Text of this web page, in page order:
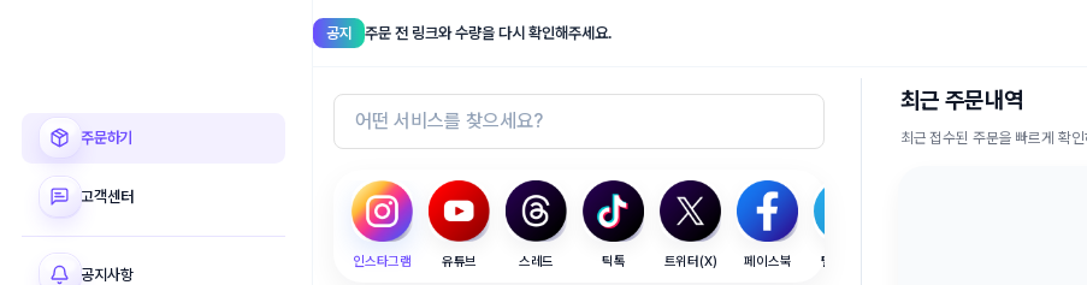
주문하기
고객센터
공지사항
공지 주문 전 링크와 수량을 다시 확인해주세요.
인스타그램 유튜브 스레드 틱톡 트위터(X) 페이스북 텔레그램
최근 주문내역
최근 접수된 주문을 빠르게 확